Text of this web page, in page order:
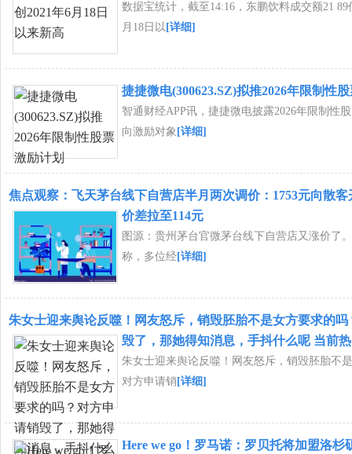
数据宝统计，截至14:16，东鹏饮料成交额21 89
月18日以 [详细]
捷捷微电(300623.SZ)拟推2026年限制性
智通财经APP讯，捷捷微电披露2026年限制性
向激励对象 [详细]
焦点观察：飞天茅台线下自营店半月两次调价：1753元向散
价差拉至114元
图源：贵州茅台官微茅台线下自营店又涨价了
称，多位经[详细]
朱女士迎来舆论反噬！网友怒斥，销毁胚胎不是女方要求的吗
毁了，那她得知消息，手抖什么呢 当前
朱女士迎来舆论反噬！网友怒斥，销毁胚胎不
对方申请销 [详细]
Here we go！罗马诺：罗贝托将加盟洛杉